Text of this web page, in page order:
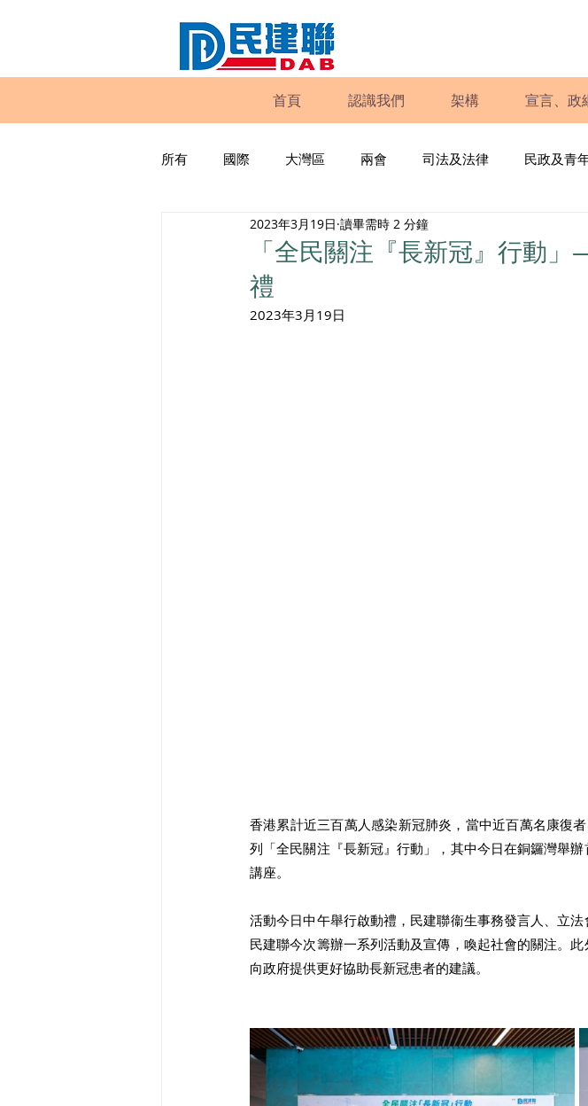
首頁 認識我們 架構 宣言、政
所有 國際 大灣區 兩會 司法及法律 民政及青
工商專業 家庭
「全民關注『長新冠』行動
禮
2023年3月19日 讀畢需時 2 分鐘
2023年3月19日
香港累計近三百萬人感染新冠肺炎，當中近百萬名康復
列「全民關注『長新冠』行動」，其中今日在銅鑼灣舉
講座。
活動今日中午舉行啟動禮，民建聯衞生事務發言人、立
民建聯今次籌辦一系列活動及宣傳，喚起社會的關注。
向政府提供更好協助長新冠患者的建議。